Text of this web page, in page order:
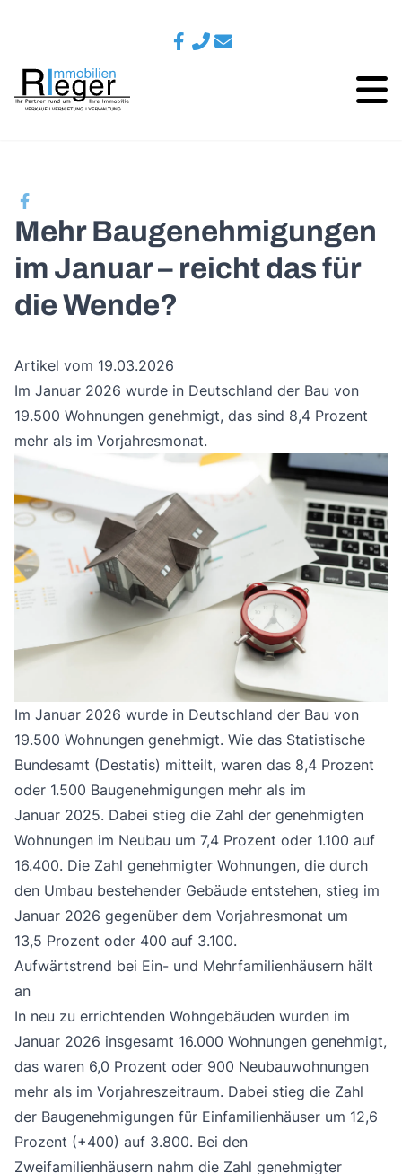
Mehr Baugenehmigungen
im Januar – reicht das für
die Wende?
Artikel vom 19.03.2026
Im Januar 2026 wurde in Deutschland der Bau von
19.500 Wohnungen genehmigt, das sind 8,4 Prozent
mehr als im Vorjahresmonat.
Im Januar 2026 wurde in Deutschland der Bau von
19.500 Wohnungen genehmigt. Wie das Statistische
Bundesamt (Destatis) mitteilt, waren das 8,4 Prozent
oder 1.500 Baugenehmigungen mehr als im
Januar 2025. Dabei stieg die Zahl der genehmigten
Wohnungen im Neubau um 7,4 Prozent oder 1.100 auf
16.400. Die Zahl genehmigter Wohnungen, die durch
den Umbau bestehender Gebäude entstehen, stieg im
Januar 2026 gegenüber dem Vorjahresmonat um
13,5 Prozent oder 400 auf 3.100.
Aufwärtstrend bei Ein- und Mehrfamilienhäusern hält
an
In neu zu errichtenden Wohngebäuden wurden im
Januar 2026 insgesamt 16.000 Wohnungen genehmigt,
das waren 6,0 Prozent oder 900 Neubauwohnungen
mehr als im Vorjahreszeitraum. Dabei stieg die Zahl
der Baugenehmigungen für Einfamilienhäuser um 12,6
Prozent (+400) auf 3.800. Bei den
Zweifamilienhäusern nahm die Zahl genehmigter